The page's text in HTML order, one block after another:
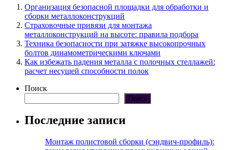
Организация безопасной площадки для обработки и
сборки металлоконструкций
Страховочные привязи для монтажа
металлоконструкций на высоте: правила подбора
Техника безопасности при затяжке высокопрочных
болтов динамометрическими ключами
Как избежать падения металла с полочных стеллажей:
расчет несущей способности полок
Поиск
Поиск
Последние записи
Монтаж полистовой сборки (сэндвич-профиль):